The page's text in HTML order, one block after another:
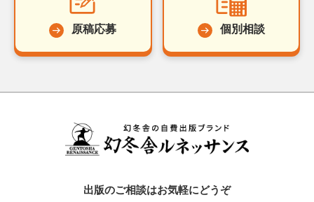
原稿応募 個別相談
出版のご相談はお気軽にどうぞ